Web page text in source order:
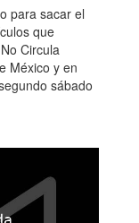
para sacar el
que
Circula
México y en
sábado